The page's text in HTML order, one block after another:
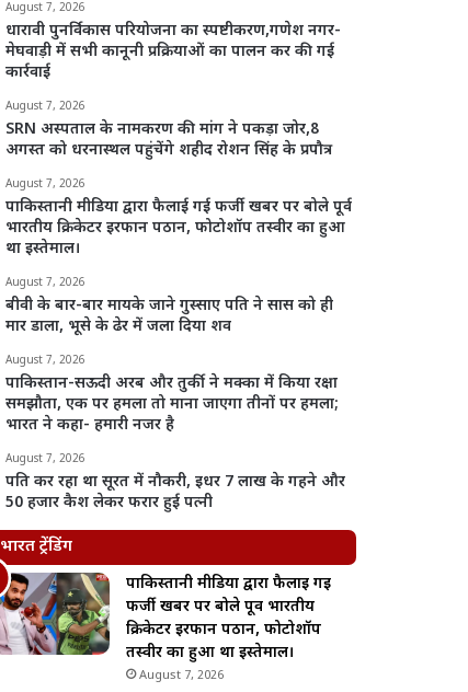
August 7, 2026
धारावी पुनर्विकास परियोजना का स्पष्टीकरण,गणेश नगर-
मेघवाड़ी में सभी कानूनी प्रक्रियाओं का पालन कर की गई
कार्रवाई
August 7, 2026
SRN अस्पताल के नामकरण की मांग ने पकड़ा जोर,8
अगस्त को धरनास्थल पहुंचेंगे शहीद रोशन सिंह के प्रपौत्र
August 7, 2026
पाकिस्तानी मीडिया द्वारा फैलाई गई फर्जी खबर पर बोले पूर्व
भारतीय क्रिकेटर इरफान पठान, फोटोशॉप तस्वीर का हुआ
था इस्तेमाल।
August 7, 2026
बीवी के बार-बार मायके जाने गुस्साए पति ने सास को ही
मार डाला, भूसे के ढेर में जला दिया शव
August 7, 2026
पाकिस्तान-सऊदी अरब और तुर्की ने मक्का में किया रक्षा
समझौता, एक पर हमला तो माना जाएगा तीनों पर हमला;
भारत ने कहा- हमारी नजर है
August 7, 2026
पति कर रहा था सूरत में नौकरी, इधर 7 लाख के गहने और
50 हजार कैश लेकर फरार हुई पत्नी
भारत ट्रेंडिंग
पाकिस्तानी मीडिया द्वारा फैलाई गई
फर्जी खबर पर बोले पूर्व भारतीय
क्रिकेटर इरफान पठान, फोटोशॉप
तस्वीर का हुआ था इस्तेमाल।
August 7, 2026